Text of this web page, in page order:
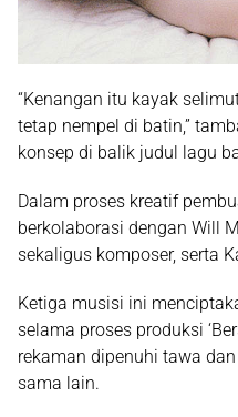
“Kenangan itu kayak
tetap nempel di batin,”
konsep di balik judul lagu
Dalam proses kreatif
berkolaborasi dengan Will
sekaligus komposer, serta
Ketiga musisi ini
selama proses produksi
rekaman dipenuhi tawa
sama lain.